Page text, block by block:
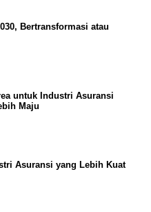
Bertransformasi atau
untuk Industri Asuransi
Maju
Asuransi yang Lebih Kuat